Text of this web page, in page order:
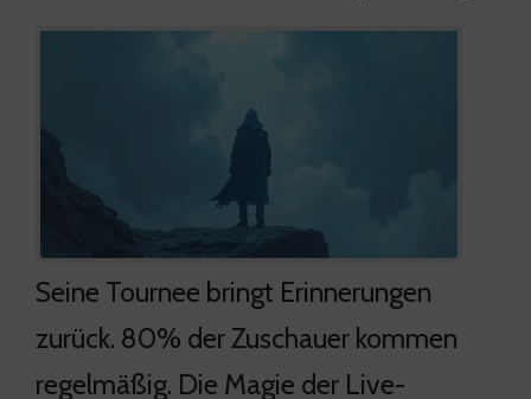
Seine Tournee bringt Erinnerungen
zurück. 80% der Zuschauer kommen
regelmäßig. Die Magie der Live-